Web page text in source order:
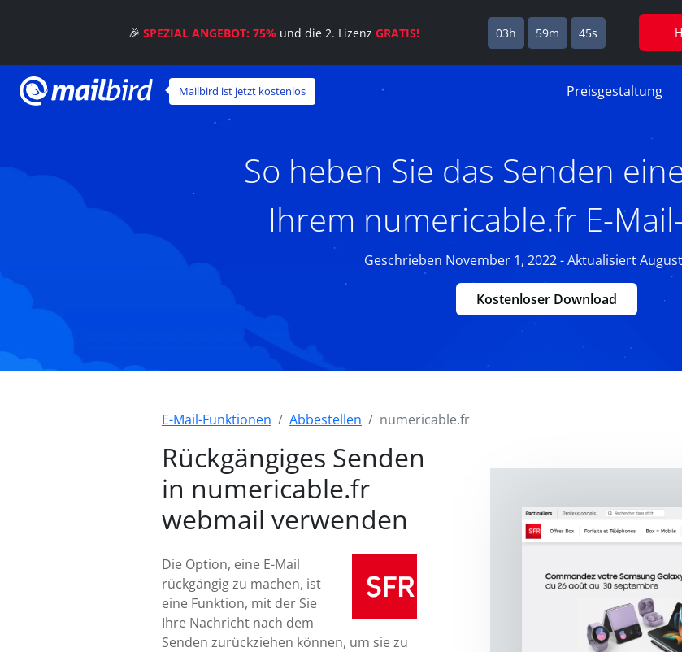
Mailbird ist jetzt kostenlos Preisgestaltung
So heben Sie das Senden
Ihrem numericable.fr E-
Geschrieben November 1, 2022 - Aktualisiert
Kostenloser Download
E-Mail-Funktionen Abbestellen numericable.fr
Rückgängiges Senden
in numericable.fr
webmail verwenden
Die Option, eine E-Mail
rückgängig zu machen, ist
eine Funktion, mit der Sie
Ihre Nachricht nach dem
Senden zurückziehen können, um sie zu
🎉SPEZIAL ANGEBOT: 75% und die 2. LizenzGRATIS! 03h 59m 44s